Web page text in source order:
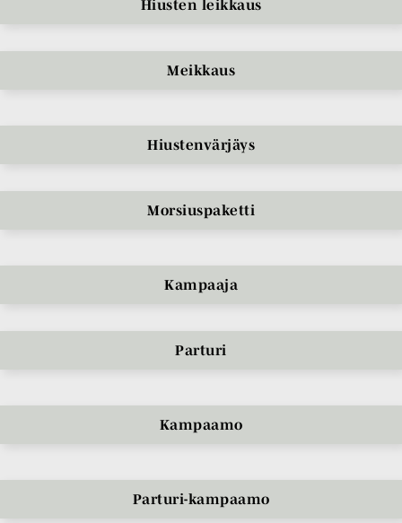
Hiusten leikkaus
Meikkaus
Hiustenvärjäys
Morsiuspaketti
Kampaaja
Parturi
Kampaamo
Parturi-kampaamo